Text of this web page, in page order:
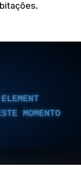
MOMENTO